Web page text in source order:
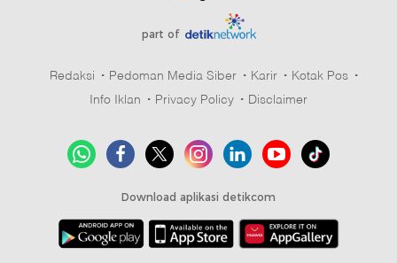
part of
Redaksi Pedoman Media Siber Karir
Kotak Pos
Info Iklan
Privacy Policy Disclaimer
Download aplikasi detikcom